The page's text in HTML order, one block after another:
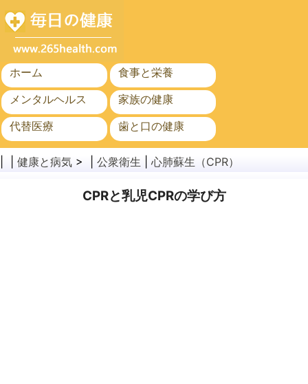
ホーム
食事と栄養
メンタルヘルス
家族の健康
代替医療
歯と口の健康
がん
公衆衛生
健康と病気 > | 公衆衛生 心肺蘇生（CPR）
CPRと乳児CPRの学び方